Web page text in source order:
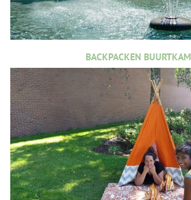
BACKPACKEN